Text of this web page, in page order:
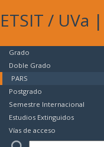
ETSIT / UVa |
Grado
Doble Grado
PARS
Postgrado
Semestre Internacional
Estudios Extinguidos
Vías de acceso